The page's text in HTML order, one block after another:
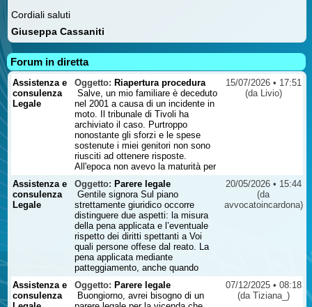
Cordiali saluti
Giuseppa Cassaniti
Forum in diretta
Assistenza e
consulenza
Legale
Oggetto: Riapertura procedura
Salve, un mio familiare è deceduto
nel 2001 a causa di un incidente in
moto. Il tribunale di Tivoli ha
archiviato il caso. Purtroppo
nonostante gli sforzi e le spese
sostenute i miei genitori non sono
riusciti ad ottenere risposte.
All'epoca non avevo la maturità per
poter in qualche modo cercare di
attivarmi diversamente e da allora il
pensiero fisso è quello di provare a
fare tutto quello che posso. La
domanda è si può chiedere la
riapertura di un caso di incidente
stradale dopo 25 anni? Mi rendo
conto che andrebbe visionata la
documentazione. Attendo vostro
gentile riscontro/contatto ...
15/07/2026 • 17:51
(da Livio)
Assistenza e
consulenza
Legale
Oggetto: Parere legale
Gentile signora Sul piano
strettamente giuridico occorre
distinguere due aspetti: la misura
della pena applicata e l’eventuale
rispetto dei diritti spettanti a Voi
quali persone offese dal reato. La
pena applicata mediante
patteggiamento, anche quando
percepita come particolarmente
lieve rispetto alla gravità dei fatti,
non può essere contestata
20/05/2026 • 15:44
(da
avvocatoincardona)
Assistenza e
consulenza
Oggetto: Parere legale
Buongiorno, avrei bisogno di un
07/12/2025 • 08:18
(da Tiziana_)